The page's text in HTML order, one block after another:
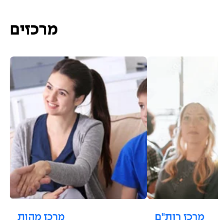
מרכזים
מרכז מהות מרכז רות"ם